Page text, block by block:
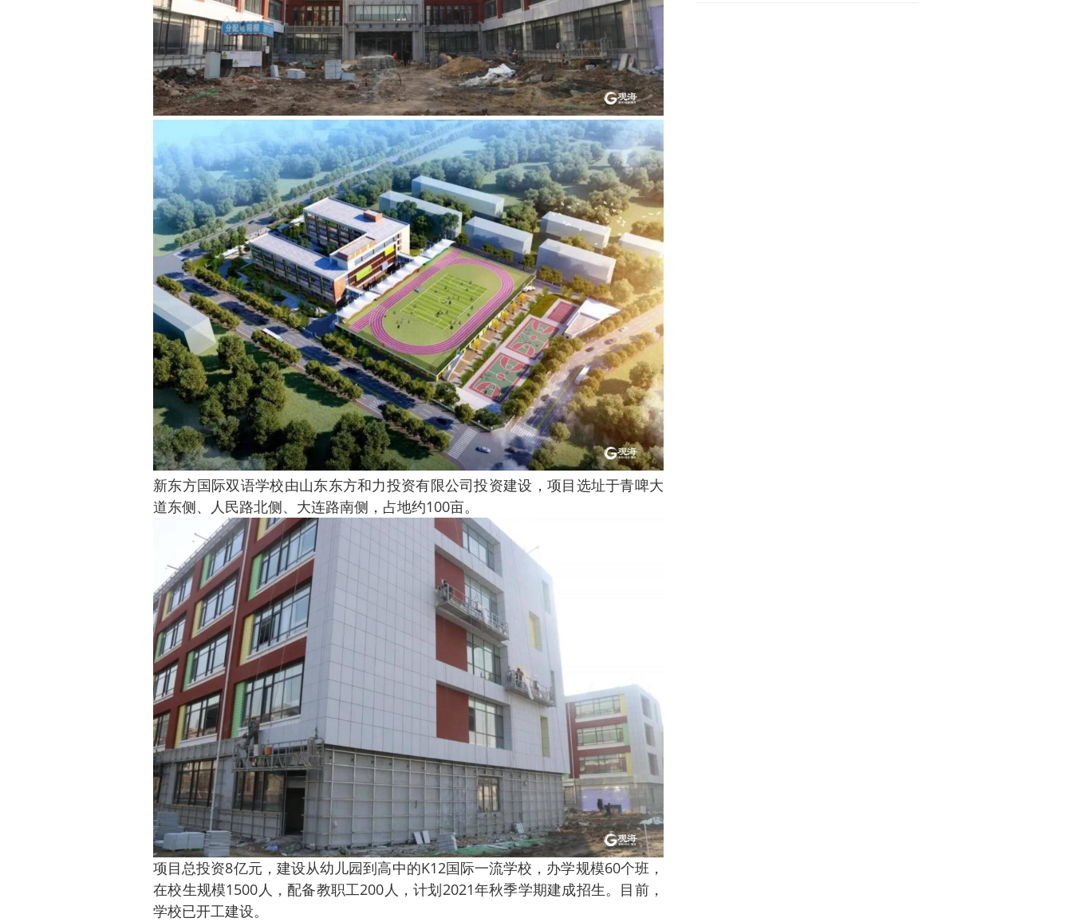
新东方国际双语学校由山东东方和力投资有限公司投资建设，项目选址于青啤大
道东侧、人民路北侧、大连路南侧，占地约100亩。
项目总投资8亿元，建设从幼儿园到高中的K12国际一流学校，办学规模60个班，
在校生规模1500人，配备教职工200人，计划2021年秋季学期建成招生。目前，
学校已开工建设。